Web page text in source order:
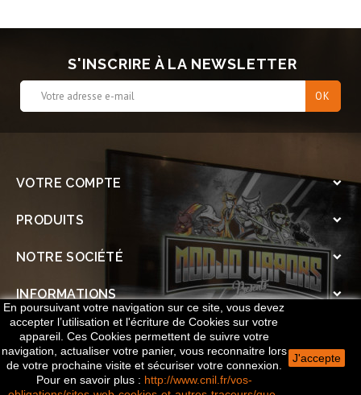
S'INSCRIRE À LA NEWSLETTER
VOTRE COMPTE 
PRODUITS 
NOTRE SOCIÉTÉ 
INFORMATIONS 
SOCIAL
En poursuivant votre navigation sur ce site, vous devez
accepter l’utilisation et l'écriture de Cookies sur votre
appareil. Ces Cookies permettent de suivre votre
navigation, actualiser votre panier, vous reconnaitre lors
de votre prochaine visite et sécuriser votre connexion.
Pour en savoir plus : http://www.cnil.fr/vos-
J'accepte
© 2026 Le Cercle des Vapoteurs - Réalisé par